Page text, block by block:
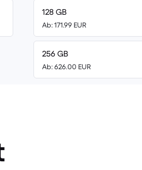
128 GB
Ab: 171.99 EUR
256 GB
Ab: 626.00 EUR